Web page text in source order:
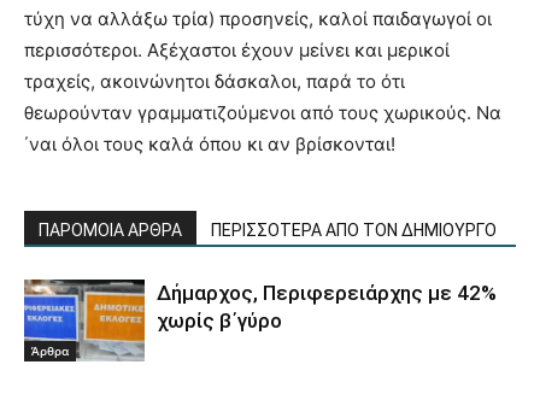
τύχη να αλλάξω τρία) προσηνείς, καλοί παιδαγωγοί οι
περισσότεροι. Αξέχαστοι έχουν μείνει και μερικοί
τραχείς, ακοινώνητοι δάσκαλοι, παρά το ότι
θεωρούνταν γραμματιζούμενοι από τους χωρικούς. Να
΄ναι όλοι τους καλά όπου κι αν βρίσκονται!
ΠΑΡΟΜΟΙΑ ΑΡΘΡΑ ΠΕΡΙΣΣΟΤΕΡΑ ΑΠΟ ΤΟΝ ΔΗΜΙΟΥΡΓΟ
Άρθρα
Δήμαρχος, Περιφερειάρχης με 42%
χωρίς β΄γύρο